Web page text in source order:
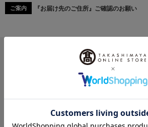
ご案内 『お届け先のご住所』ご確認のお願い
メールマガジン